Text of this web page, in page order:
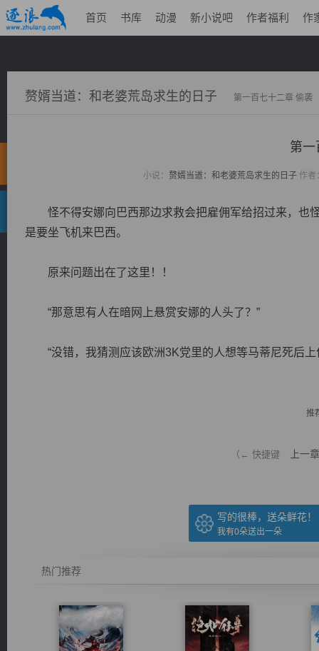
首页 书库 动漫 新小说吧 作者福利 作
赘婿当道：和老婆荒岛求生的日子 第一百七十二章 偷袭
第一
小说： 赘婿当道：和老婆荒岛求生的日子作者
怪不得安娜向巴西那边求救会把雇佣军给招过来，也
是要坐飞机来巴西。
原来问题出在了这里！！
“那意思有人在暗网上悬赏安娜的人头了？”
“没错，我猜测应该欧洲3K党里的人想等马蒂尼死后上
推
（← 快捷键 上一章
写的很棒，送朵鲜花！
我有0朵送出一朵
热门推荐